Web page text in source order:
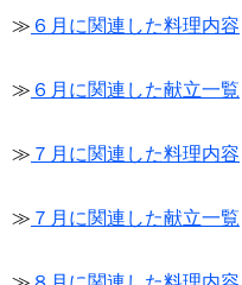
≫ ６月に関連した料理内容
≫ ６月に関連した献立一覧
≫ ７月に関連した料理内容
≫ ７月に関連した献立一覧